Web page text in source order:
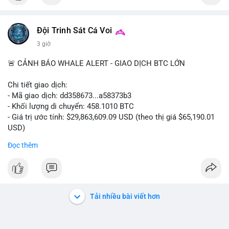
Đội Trinh Sát Cá Voi
3 giờ
🚨 CẢNH BÁO WHALE ALERT - GIAO DỊCH BTC LỚN
Chi tiết giao dịch:
- Mã giao dịch: dd358673...a58373b3
- Khối lượng di chuyển: 458.1010 BTC
- Giá trị ước tính: $29,863,609.09 USD (theo thị giá $65,190.01
USD)
Khối lượng 458 BTC trị giá gần 30 triệu USD được di chuyển
một tổ chức lớn hoặc cá voi cấp cao. Việc chuyển toàn bộ số
coin này mà không tách nhỏ thành nhiều giao dịch cho thấy
Đọc thêm
Tải nhiều bài viết hơn